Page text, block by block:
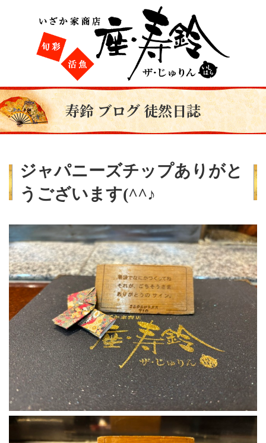
寿鈴 ブログ 徒然日誌
ジャパニーズチップありがと
うございます(^^♪